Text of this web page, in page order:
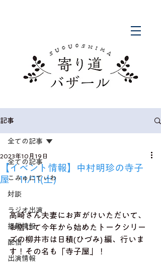
記事
全ての記事
こみゅにてぃわ
対談
ラジオ出演
掲載情報
配信
出演情報
全ての記事
【イベント情報】中村明珍の寺子
屋 11/11(土)
2023年10月19日
高崎さん夫妻にお声がけいただいて、
お店にて今年から始めたトークシリー
ズの柳井市は日積(ひづみ) 編、行いま
す！その名も「寺子屋」！